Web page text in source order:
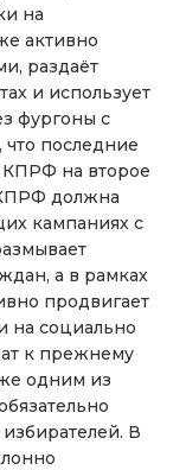
на
активно
раздаёт
и использует
фургоны с
последние
на второе
должна
кампаниях с
а в рамках
продвигает
на социально
к прежнему
одним из
В